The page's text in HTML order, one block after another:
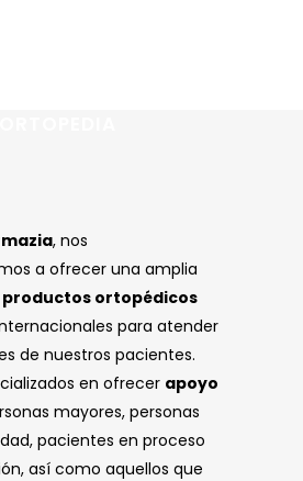
, nos
a ofrecer una amplia
ortopédicos
para atender
de nuestros pacientes.
en ofrecer apoyo
mayores, personas
pacientes en proceso
así como aquellos que